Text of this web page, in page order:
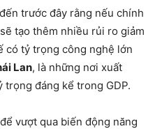
trước đây rằng nếu chính
tạo thêm nhiều rủi ro giảm
có tỷ trọng công nghệ lớn
Lan, là những nơi xuất
đáng kể trong GDP.
vượt qua biến động năng